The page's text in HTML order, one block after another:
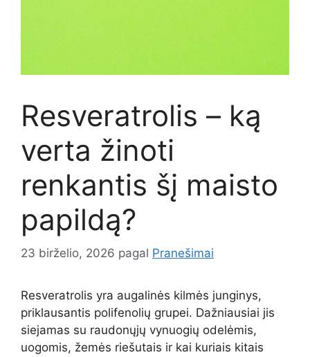
Resveratrolis – ką
verta žinoti
renkantis šį maisto
papildą?
23 birželio, 2026 pagal Pranešimai
Resveratrolis yra augalinės kilmės junginys,
priklausantis polifenolių grupei. Dažniausiai jis
siejamas su raudonųjų vynuogių odelėmis,
uogomis, žemės riešutais ir kai kuriais kitais